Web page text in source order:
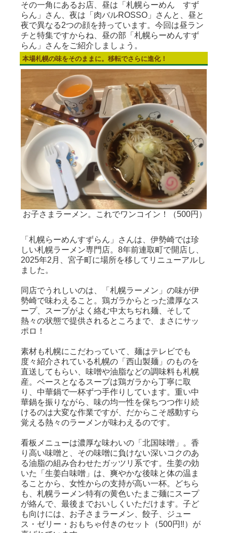
その一角にあるお店、昼は「札幌らーめん すず
らん」さん、夜は「肉バルROSSO」さんと、昼と
夜で異なる2つの顔を持っています。今回は昼ラン
チと特集ですからね、昼の部「札幌らーめんすず
らん」さんをご紹介しましょう。
本場札幌の味をそのままに。移転でさらに進化！
お子さまラーメン。これでワンコイン！（500円）
「札幌らーめんすずらん」さんは、伊勢崎では珍
しい札幌ラーメン専門店。8年前連取町で開店し、
2025年2月、宮子町に場所を移してリニューアルし
ました。
同店でうれしいのは、「札幌ラーメン」の味が伊
勢崎で味わえること。鶏ガラからとった濃厚なス
ープ、スープがよく絡む中太ちぢれ麺、そして
熱々の状態で提供されるところまで、まさにサッ
ポロ！
素材も札幌にこだわっていて、麺はテレビでも
度々紹介されている札幌の「西山製麺」のものを
直送してもらい、味噌や油脂などの調味料も札幌
産。ベースとなるスープは鶏ガラから丁寧に取
り、中華鍋で一杯ずつ手作りしています。重い中
華鍋を振りながら、味の均一性を保ちつつ作り続
けるのは大変な作業ですが、だからこそ感動すら
覚える熱々のラーメンが味わえるのです。
看板メニューは濃厚な味わいの「北国味噌」。香
り高い味噌と、その味噌に負けない深いコクのあ
る油脂の組み合わせたガッツリ系です。生姜の効
いた「生姜白味噌」は、爽やかな後味と体の温ま
ることから、女性からの支持が高い一杯。どちら
も、札幌ラーメン特有の黄色いたまご麺にスープ
が絡んで、最後までおいしくいただけます。子ど
も向けには、お子さまラーメン、餃子、ジュー
ス・ゼリー・おもちゃ付きのセット（500円‼）が